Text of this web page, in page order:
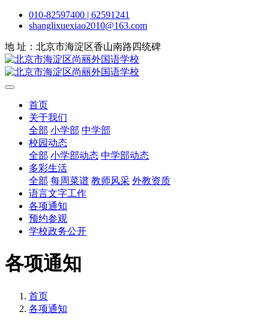
010-82597400 | 62591241
shanglixuexiao2010@163.com
地 址：北京市海淀区香山南路四统碑
首页
关于我们
全部 小学部 中学部
校园动态
全部 小学部动态 中学部动态
多彩生活
全部 每周菜谱 教师风采 外教资质
语言文字工作
各项通知
预约参观
学校政务公开
各项通知
首页
各项通知